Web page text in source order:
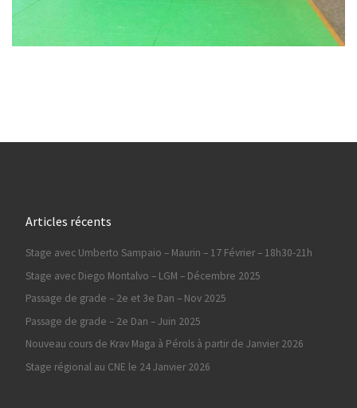
Articles récents
Stage avec Umberto Sampaio – Maurin – 17 Février – 18h30-21h
Stage avec Diego Montalvo – LGM – Décembre 2025
Passage de grade – 2e et 3e Dan – Nov 2025
Passage de grade – 2e Dan – Juin 2025
Nouveau cours de Krav Maga à Pérols à partir de Janvier 2026
Stage régional au CNE le 24 Janvier 2026